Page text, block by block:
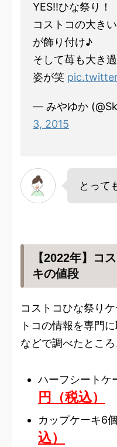
YES!!ひな祭り！
コストコの大き
が飾り付け♪
そして苺も大き
姿が笑
— みやゆか
3, 2015
とって
【2022年】コ
キの値段
コストコひな祭り
トコの情報を専門
などで調べたとこ
ハーフシートケ
円（税込）
カップケーキ6
込）